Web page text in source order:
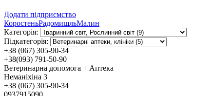
Додати підприємство
КоростеньРадомишльМалин
Категорія:
Підкатегорія:
+38 (067) 305-90-34
+38(093) 791-50-90
Ветеринарна допомога + Аптека
Неманіхіна 3
+38 (067) 305-90-34
0937915090